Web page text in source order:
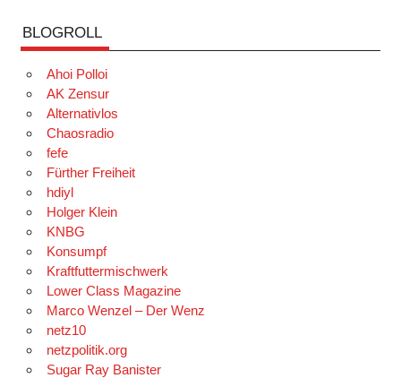
BLOGROLL
Ahoi Polloi
AK Zensur
Alternativlos
Chaosradio
fefe
Fürther Freiheit
hdiyl
Holger Klein
KNBG
Konsumpf
Kraftfuttermischwerk
Lower Class Magazine
Marco Wenzel – Der Wenz
netz10
netzpolitik.org
Sugar Ray Banister